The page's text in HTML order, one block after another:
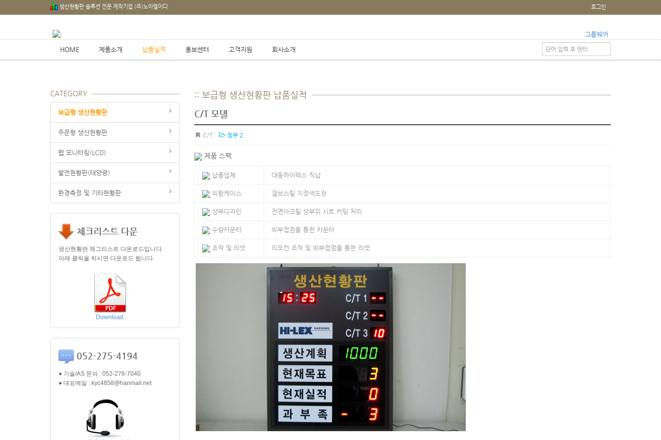
생산현황판 솔루션 전문 제작기업 (주)노아엘이디 로그인
그룹웨어
HOME 제품소개 납품실적 홍보센터 고객지원 회사소개
Home / 납품실적
CATEGORY
보급형 생산현황판
주문형 생산현황판
웹 모니터링(LCD)
발전현황판(태양광)
환경측정 및 기타현황판
체크리스트 다운
생산현황판 체그리스트 다운로드입니다.
아래 클릭을 하시면 다운로드 됩니다.
Download..
052-275-4194
● 기술/AS 문의 : 052-276-7040
● 대표메일 : kyc4858@hanmail.net
:: 보급형 생산현황판 납품실적
C/T 모델
C/T 첨부 2
제품 스펙
납품업체 대동하이렉스 직납
외함케이스 갤브스틸 지정색도장
상부디자인 전면아크릴 상부위 시트 커팅 처리
수량카운터 외부접점을 통한 카운터
조작 및 리셋 리모컨 조작 및 외부접점을 통한 리셋